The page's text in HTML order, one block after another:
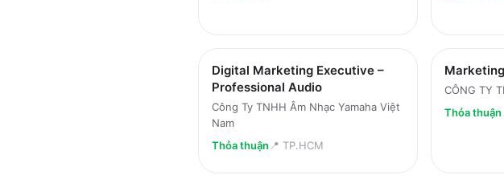
Digital Marketing Executive –
Professional Audio
Công Ty TNHH Âm Nhạc Yamaha Việt
Nam
Thỏa thuận 📍 TP.HCM
CÔNG TY
Thỏa thuận